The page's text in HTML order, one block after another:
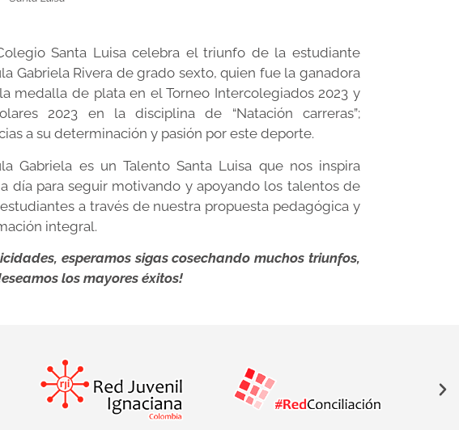
Santa Luisa celebra el triunfo de la estudiante
Gabriela Rivera de grado sexto, quien fue la ganadora
medalla de plata en el Torneo Intercolegiados 2023 y
2023 en la disciplina de “Natación carreras”;
a su determinación y pasión por este deporte.
Gabriela es un Talento Santa Luisa que nos inspira
día para seguir motivando y apoyando los talentos de
a través de nuestra propuesta pedagógica y
integral.
esperamos sigas cosechando muchos triunfos,
los mayores éxitos!